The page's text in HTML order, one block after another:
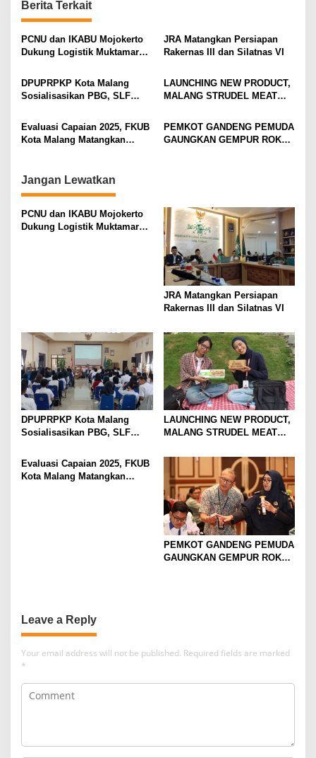
a
v
g
a
t
i
n
Berita Terkait
PCNU dan IKABU Mojokerto
Dukung Logistik Muktamar
JRA Matangkan Persiapan
Rakernas III dan Silatnas VI
DPUPRPKP Kota Malang
Sosialisasikan PBG, SLF
SPPG
LAUNCHING NEW PRODUCT,
MALANG STRUDEL MEAT
Evaluasi Capaian 2025, FKUB
Kota Malang Matangkan
PEMKOT GANDENG PEMUDA
GAUNGKAN GEMPUR ROKOK
Jangan Lewatkan
PCNU dan IKABU Mojokerto
Dukung Logistik Muktamar
JRA Matangkan Persiapan
Rakernas III dan Silatnas VI
DPUPRPKP Kota Malang
Sosialisasikan PBG, SLF
SPPG
LAUNCHING NEW PRODUCT,
MALANG STRUDEL MEAT
Evaluasi Capaian 2025, FKUB
Kota Malang Matangkan
PEMKOT GANDENG PEMUDA
GAUNGKAN GEMPUR ROKOK
Leave a Reply
Your email address will not be published. Required fields are marked
*